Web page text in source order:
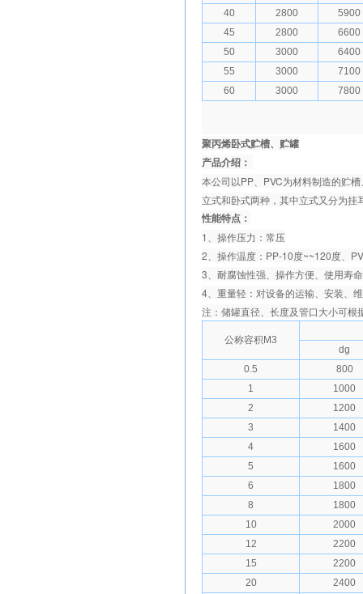
40
2800
5900
45
2800
6600
50
3000
6400
55
3000
7100
60
3000 7800
聚丙烯卧式贮槽、贮罐
产品介绍：
本公司以PP、PVC为材料制造的贮
立式和卧式两种，其中立式又分为
性能特点：
1、操作压力：常压
2、操作温度：PP-10度~~120度、
3、耐腐蚀性强、操作方便、使用寿
4、重量轻：对设备的运输、安装、
注：储罐直径、长度及管口大小可根
公称容积M3
dg
0.5
800
1
1000
2
1200
3
1400
4
1600
5
1600
6
1800
8
1800
10
2000
12
2200
15
2200
20
2400